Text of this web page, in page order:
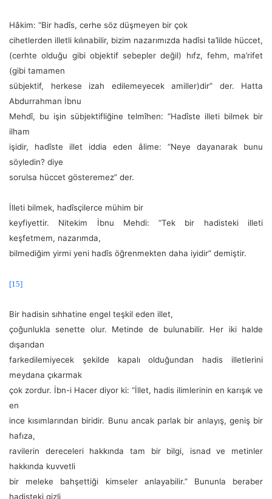
Hâkim: “Bir hadîs, cerhe söz düşmeyen bir çok
cihetlerden illetli kılınabilir, bizim nazarımızda hadîsi ta’lilde hüccet,
(cerhte olduğu gibi objektif sebepler değil) hıfz, fehm, ma’rifet
(gibi tamamen
sübjektif, herkese izah edilemeyecek amiller)dir” der. Hatta
Abdurrahman İbnu
Mehdî, bu işin sübjektifliğine telmîhen: “Hadîste illeti bilmek bir
ilham
işidir, hadîste illet iddia eden âlime: “Neye dayanarak bunu
söyledin? diye
sorulsa hüccet gösteremez” der.
İlleti bilmek, hadîsçilerce mühim bir
keyfiyettir. Nitekim İbnu Mehdi: “Tek bir hadisteki illeti
keşfetmem, nazarımda,
bilmediğim yirmi yeni hadîs öğrenmekten daha iyidir” demiştir.
[15]
Bir hadisin sıhhatine engel teşkil eden illet,
çoğunlukla senette olur. Metinde de bulunabilir. Her iki halde
dışarıdan
farkedilemiyecek şekilde kapalı olduğundan hadis illetlerini
meydana çıkarmak
çok zordur. İbn-i Hacer diyor ki: “İllet, hadis ilimlerinin en karışık ve
en
ince kısımlarından biridir. Bunu ancak parlak bir anlayış, geniş bir
hafıza,
ravilerin dereceleri hakkında tam bir bilgi, isnad ve metinler
hakkında kuvvetli
bir meleke bahşettiği kimseler anlayabilir.” Bununla beraber
hadisteki gizli